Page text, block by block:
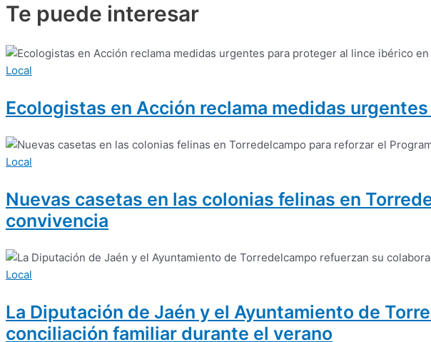
Te puede interesar
Local
Ecologistas en Acción reclama medidas
Local
Nuevas casetas en las colonias felinas en
convivencia
Local
La Diputación de Jaén y el Ayuntamiento de
conciliación familiar durante el verano